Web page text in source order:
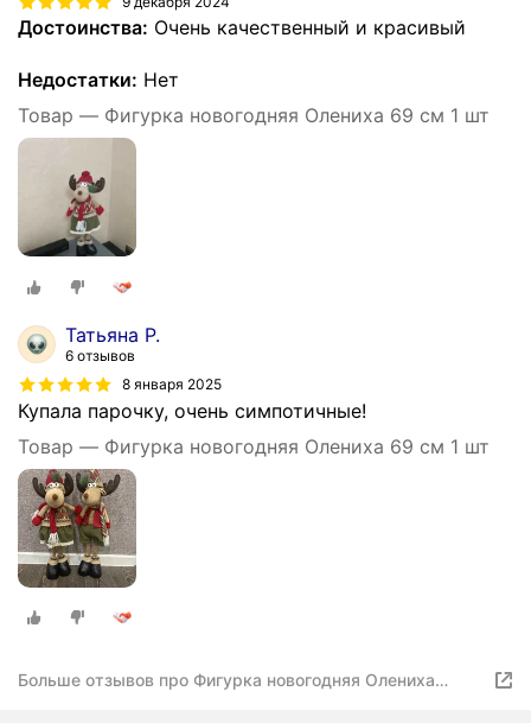
Достоинства: Очень качественный и красивый
Недостатки: Нет
Товар — Фигурка новогодняя Олениха 69 см 1 шт
Татьяна Р.
6 отзывов
8 января 2025
Купала парочку, очень симпотичные!
Товар — Фигурка новогодняя Олениха 69 см 1 шт
Больше отзывов про Фигурка новогодняя Олениха